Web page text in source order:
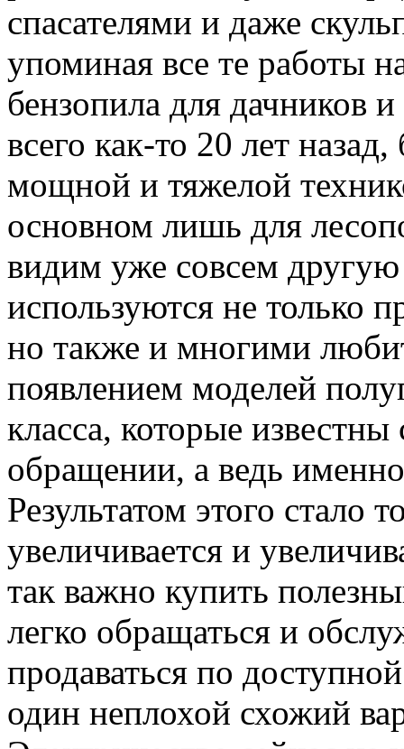
спасателями и даже
упоминая все те работы
бензопила для дачников
всего как-то 20 лет
мощной и тяжелой
основном лишь для
видим уже совсем
используются не только
но также и многими
появлением моделей
класса, которые
обращении, а ведь
Результатом этого стало
увеличивается и
так важно купить
легко обращаться и
продаваться по
один неплохой схожий